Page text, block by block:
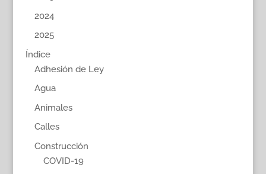
2024
2025
Índice
Adhesión de Ley
Agua
Animales
Calles
Construcción
COVID-19